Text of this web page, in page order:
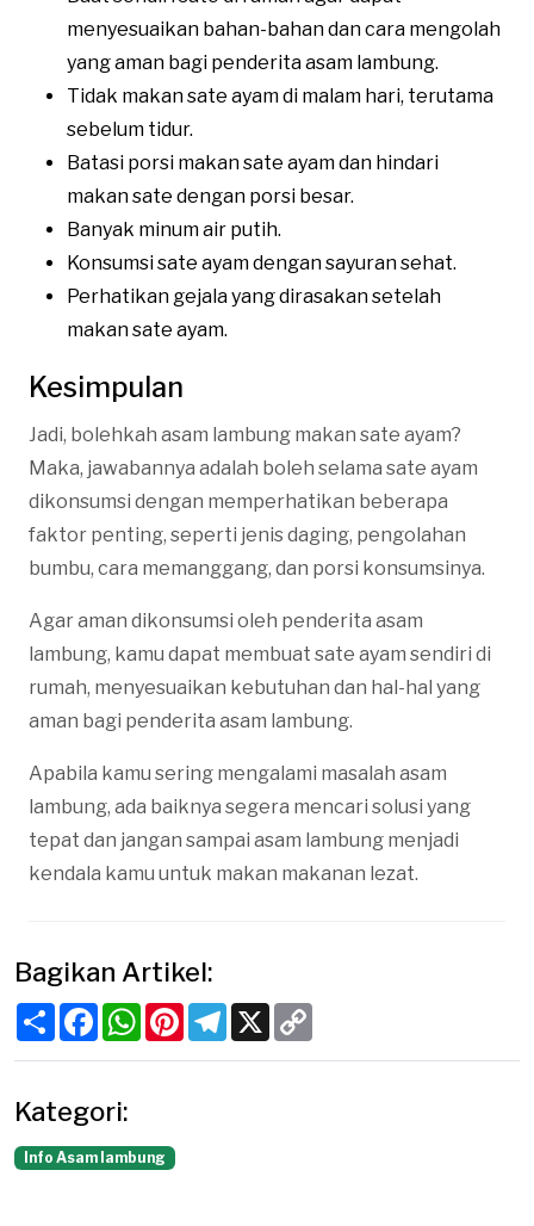
menyesuaikan bahan-bahan dan cara mengolah
yang aman bagi penderita asam lambung.
Tidak makan sate ayam di malam hari, terutama
sebelum tidur.
Batasi porsi makan sate ayam dan hindari
makan sate dengan porsi besar.
Banyak minum air putih.
Konsumsi sate ayam dengan sayuran sehat.
Perhatikan gejala yang dirasakan setelah
makan sate ayam.
Kesimpulan
Jadi, bolehkah asam lambung makan sate ayam?
Maka, jawabannya adalah boleh selama sate ayam
dikonsumsi dengan memperhatikan beberapa
faktor penting, seperti jenis daging, pengolahan
bumbu, cara memanggang, dan porsi konsumsinya.
Agar aman dikonsumsi oleh penderita asam
lambung, kamu dapat membuat sate ayam sendiri di
rumah, menyesuaikan kebutuhan dan hal-hal yang
aman bagi penderita asam lambung.
Apabila kamu sering mengalami masalah asam
lambung, ada baiknya segera mencari solusi yang
tepat dan jangan sampai asam lambung menjadi
kendala kamu untuk makan makanan lezat.
Bagikan Artikel:
ShareFacebookWhatsApp
PinterestTelegram
X
Kategori:
Info Asam lambung